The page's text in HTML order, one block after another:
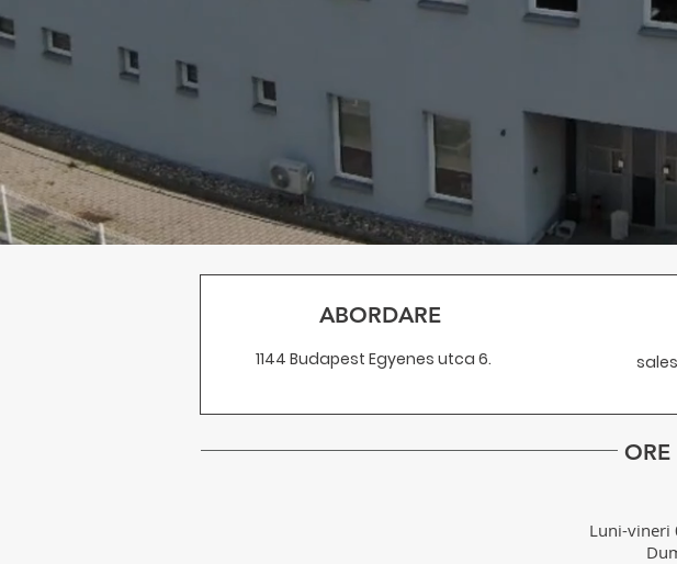
ABORDARE
1144 BudapestEgyenes utca 6.
ORE
Luni-vineri